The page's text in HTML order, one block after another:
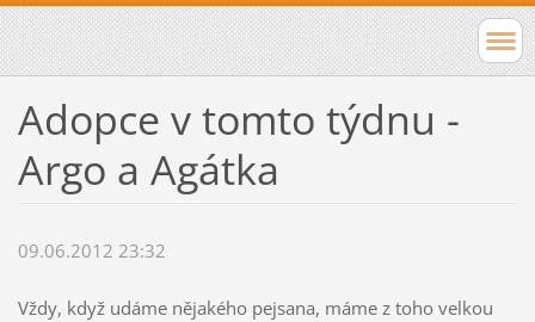
Adopce v tomto týdnu -
Argo a Agátka
09.06.2012 23:32
Vždy, když udáme nějakého pejsana, máme z toho velkou